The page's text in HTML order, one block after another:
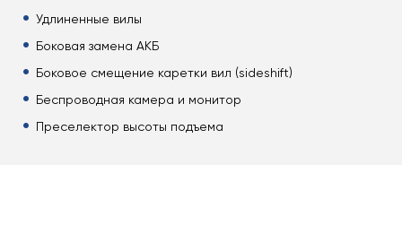
Удлиненные вилы
Боковая замена АКБ
Боковое смещение каретки вил (sideshift)
Беспроводная камера и монитор
Преселектор высоты подъема